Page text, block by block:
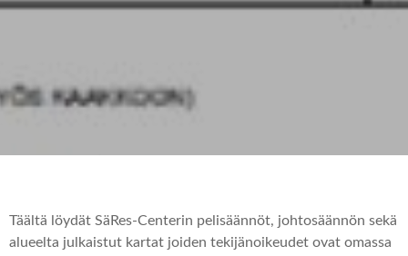
Täältä löydät SäRes-Centerin pelisäännöt, johtosäännön sekä
alueelta julkaistut kartat joiden tekijänoikeudet ovat omassa